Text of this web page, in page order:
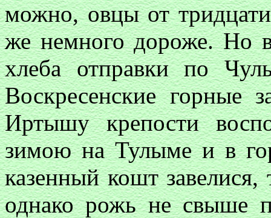
можно, овцы от
же немного дороже. Но
хлеба отправки по
Воскресенские горные
Иртышу крепости
зимою на Тулыме и в
казенный кошт
однако рожь не свыше